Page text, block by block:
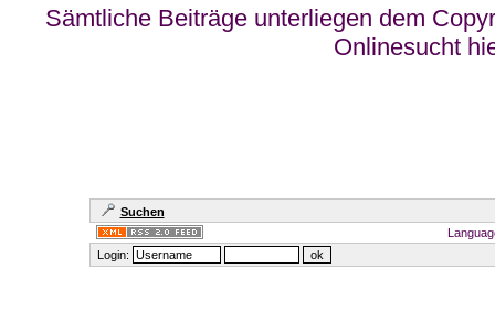
Sämtliche Beiträge unterliegen dem
Onlinesucht
Suchen
Login: